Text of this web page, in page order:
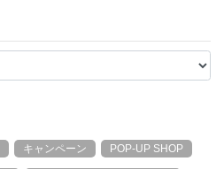
キャンペーン POP-UP SHOP